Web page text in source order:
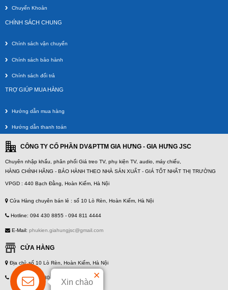
Chuyển Khoản
CHÍNH SÁCH CHUNG
Chính sách vận chuyển
Chính sách bảo hành
Chính sách đổi trả
TRỢ GIÚP MUA HÀNG
Hướng dẫn mua hàng
Hướng dẫn thanh toán
Xin chào
CÔNG TY CỔ PHẦN DV&PTTM GIA HƯNG - GIA HƯNG JSC
Chuyên nhập khẩu, phân phối Giá treo TV, phụ kiện TV, audio, máy chiếu,
HÀNG CHÍNH HÃNG - BẢO HÀNH THEO NHÀ SẢN XUẤT - GIÁ TỐT NHẤT THỊ TRƯỜNG
VPGD : 440 Bạch Đằng, Hoàn Kiếm, Hà Nội
Cửa Hàng chuyên bán lẻ : số 10 Lò Rèn, Hoàn Kiếm, Hà Nội
Hotline: 094 430 8855 - 094 811 4444
E-Mail: phukien.giahungjsc@gmail.com
CỬA HÀNG
Địa chỉ: số 10 Lò Rèn, Hoàn Kiếm, Hà Nội
Hotline: 094 430 8855 - 094 811 4444